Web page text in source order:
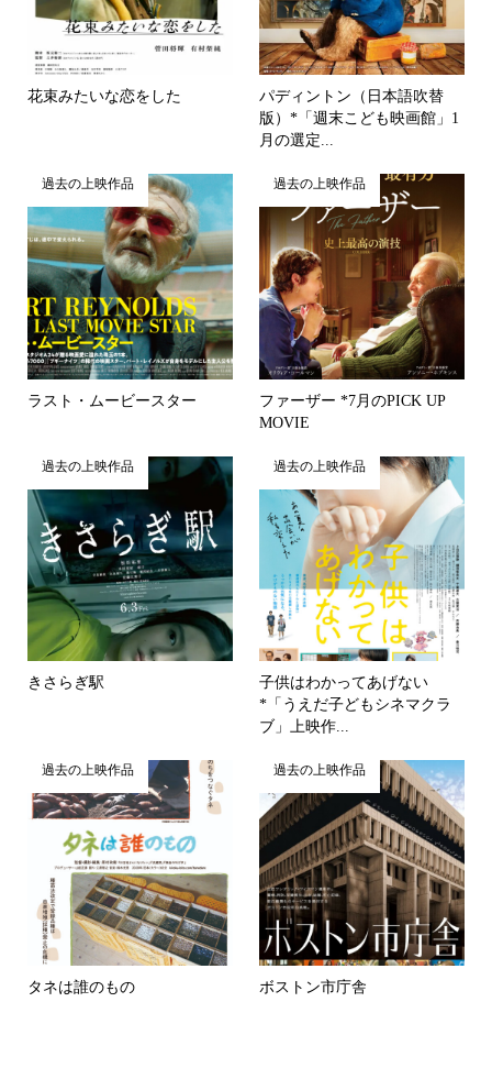
花束みたいな恋をした
パディントン（日本語吹替
版）*「週末こども映画館」1
月の選定...
過去の上映作品
ラスト・ムービースター
過去の上映作品
ファーザー *7月のPICK UP
MOVIE
過去の上映作品
きさらぎ駅
過去の上映作品
子供はわかってあげない
*「うえだ子どもシネマクラ
ブ」上映作...
過去の上映作品
タネは誰のもの
過去の上映作品
ボストン市庁舎